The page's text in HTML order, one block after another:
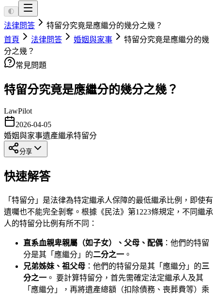
🌓
法律問答
特留分究竟是應繼分的幾分之幾？
首頁
法律問答 婚姻與家事
特留分究竟是應繼分的幾
分之幾？
常見問題
特留分究竟是應繼分的幾分之幾？
LawPilot
2026-04-05
婚姻與家事遺產繼承特留分
分享
快速解答
「特留分」是法律為特定繼承人保障的最低繼承比例，即使有
遺囑也不能完全剝奪。根據《民法》第1223條規定，不同繼承
人的特留分比例有所不同：
直系血親卑親屬（如子女）、父母、配偶 ：他們的特留
分是其「應繼分」的二分之一 。
兄弟姊妹、祖父母 ：他們的特留分是其「應繼分」的三
分之一 。 要計算特留分，首先需確定法定繼承人及其
「應繼分」，再將遺產總額（扣除債務、喪葬費等）乘